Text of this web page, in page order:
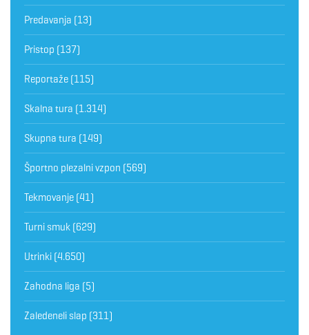
Predavanja (13)
Pristop (137)
Reportaže (115)
Skalna tura (1.314)
Skupna tura (149)
Športno plezalni vzpon (569)
Tekmovanje (41)
Turni smuk (629)
Utrinki (4.650)
Zahodna liga (5)
Zaledeneli slap (311)